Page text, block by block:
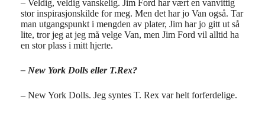
– Veldig, veldig vanskelig. Jim Ford har vært en vanvittig
stor inspirasjonskilde for meg. Men det har jo Van også. Tar
man utgangspunkt i mengden av plater, Jim har jo gitt ut så
lite, tror jeg at jeg må velge Van, men Jim Ford vil alltid ha
en stor plass i mitt hjerte.
– New York Dolls eller T.Rex?
– New York Dolls. Jeg syntes T. Rex var helt forferdelige.